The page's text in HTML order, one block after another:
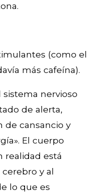
(como el
más cafeína).
sistema nervioso
de alerta,
de cansancio y
El cuerpo
realidad está
y al
lo que es